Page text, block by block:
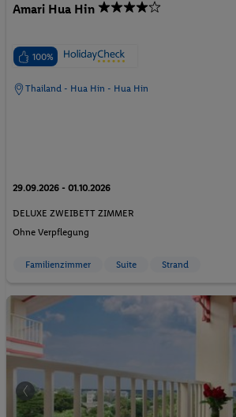
Amari Hua Hin
100%
Thailand - Hua Hin - Hua Hin
29.09.2026 - 01.10.2026
DELUXE ZWEIBETT ZIMMER
Ohne Verpflegung
Familienzimmer Suite Strand